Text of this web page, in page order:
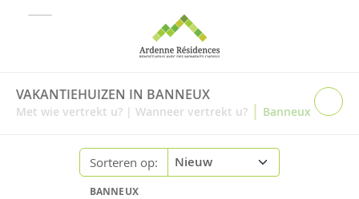
VAKANTIEHUIZEN IN BANNEUX
Met wie vertrekt u? | Wanneer vertrekt u? | Banneux
Sorteren op:
BANNEUX